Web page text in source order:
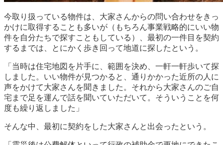
今取り扱っている物件は、大家さんからの問い合わせをきっ
かけに取得することも多いが（もちろん事業戦略的にいい物
件を自分たちで探すこともしている）、最初の一件目を契約
するまでは、とにかく歩き回って地道に探したという。
「当時は住宅地図を片手に、範囲を決め、一軒一軒歩いて探
しました。いい物件が見つかると、通りかかった近所の人に
声をかけて大家さんを聞きました。それから大家さんのご自
宅まで足を運んで話を聞いていただいて。そういうことを何
度も繰り返しました」
そんな中、最初に契約をした大家さんと出会ったという。